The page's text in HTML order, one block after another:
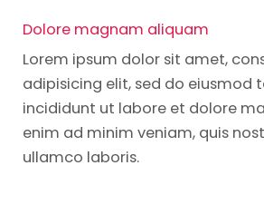
Dolore magnam aliquam
Lorem ipsum dolor sit amet,
adipisicing elit, sed do eiusmod
incididunt ut labore et dolore
enim ad minim veniam, quis
ullamco laboris.